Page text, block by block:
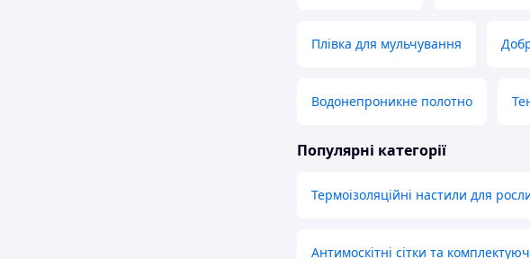
Плівка для мульчування
Водонепроникне полотно
Популярні категорії
Термоізоляційні настили для
Антимоскітні сітки та